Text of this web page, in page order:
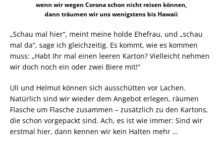
wenn wir wegen Corona schon nicht reisen können,
dann träumen wir uns wenigstens bis Hawaii
„Schau mal hier“, meint meine holde Ehefrau, und „schau
mal da“, sage ich gleichzeitig. Es kommt, wie es kommen
muss: „Habt Ihr mal einen leeren Karton? Vielleicht nehmen
wir doch noch ein oder zwei Biere mit!“
Uli und Helmut können sich ausschütten vor Lachen.
Natürlich sind wir wieder dem Angebot erlegen, räumen
Flasche um Flasche zusammen – zusätzlich zu den Kartons,
die schon vorgepackt sind. Ach, es ist wie immer: Sind wir
erstmal hier, dann kennen wir kein Halten mehr …